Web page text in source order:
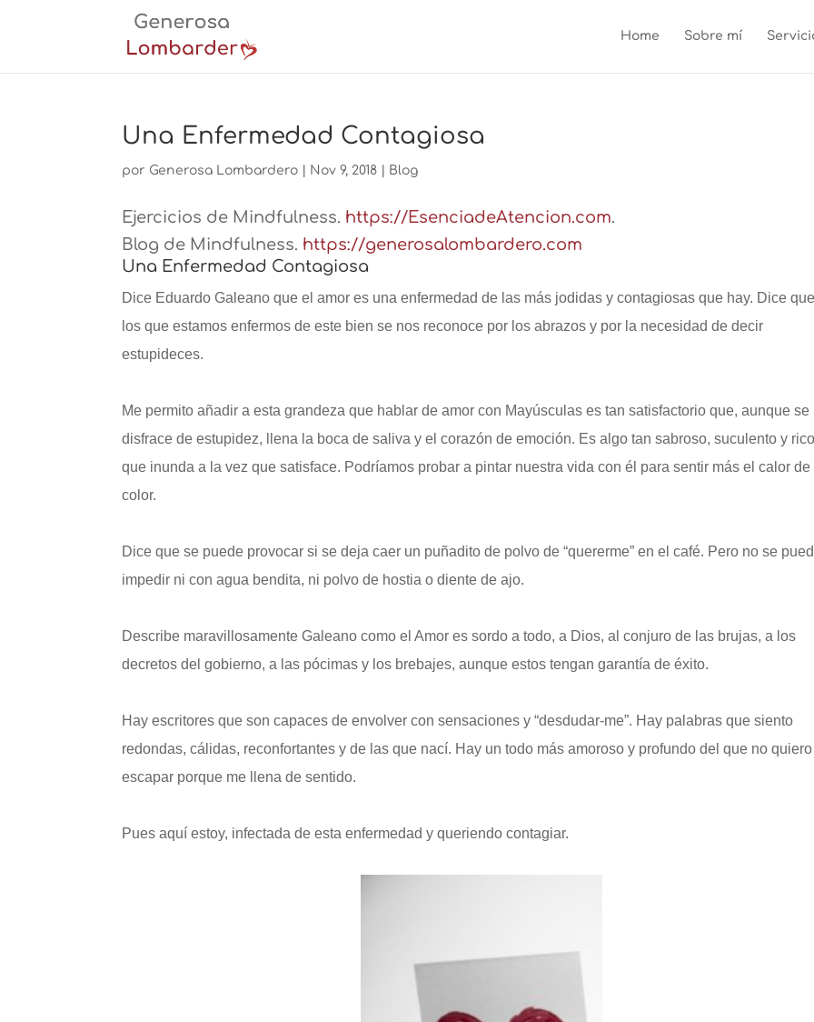
Home Sobre mí
Una Enfermedad Contagiosa
por Generosa Lombardero Nov 9, 2018 Blog
Ejercicios de Mindfulness. https://EsenciadeAtencion.com.
Blog de Mindfulness. https://generosalombardero.com
Una Enfermedad Contagiosa
Dice Eduardo Galeano que el amor es una enfermedad de las más jodidas y contagiosas que hay. Dice
los que estamos enfermos de este bien se nos reconoce por los abrazos y por la necesidad de decir
estupideces.
Me permito añadir a esta grandeza que hablar de amor con Mayúsculas es tan satisfactorio que, aunque se
disfrace de estupidez, llena la boca de saliva y el corazón de emoción. Es algo tan sabroso, suculento y rico
que inunda a la vez que satisface. Podríamos probar a pintar nuestra vida con él para sentir más el calor de
color.
Dice que se puede provocar si se deja caer un puñadito de polvo de “quererme” en el café. Pero no se
impedir ni con agua bendita, ni polvo de hostia o diente de ajo.
Describe maravillosamente Galeano como el Amor es sordo a todo, a Dios, al conjuro de las brujas, a los
decretos del gobierno, a las pócimas y los brebajes, aunque estos tengan garantía de éxito.
Hay escritores que son capaces de envolver con sensaciones y “desdudar-me”. Hay palabras que siento
redondas, cálidas, reconfortantes y de las que nací. Hay un todo más amoroso y profundo del que no quiero
escapar porque me llena de sentido.
Pues aquí estoy, infectada de esta enfermedad y queriendo contagiar.